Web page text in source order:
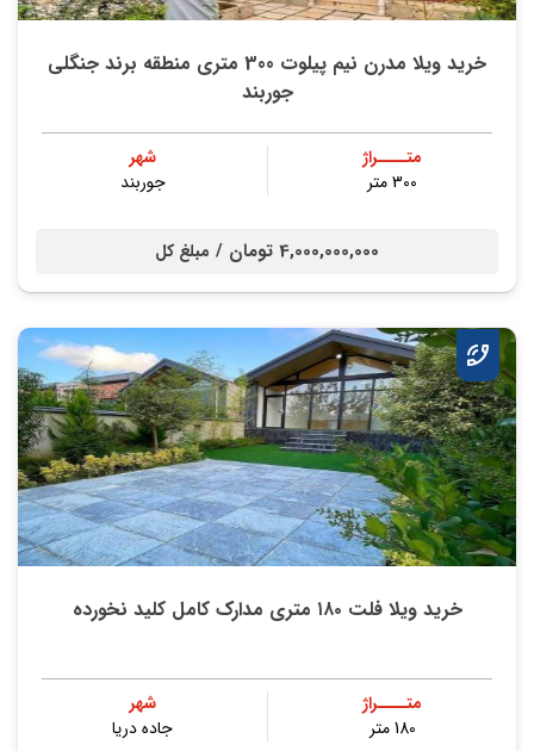
خرید ویلا مدرن نیم پیلوت 300 متری منطقه برند جنگلی
جوربند
متــــراژ
300 متر
شهر
جوربند
4,000,000,000 تومان / مبلغ کل
خرید ویلا فلت ۱۸۰ متری مدارک کامل کلید نخورده
متــــراژ
180 متر
شهر
جاده دریا